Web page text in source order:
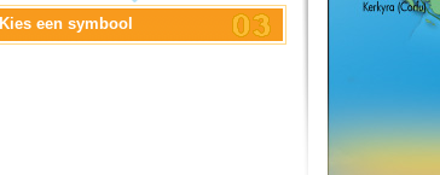
Kies een symbool